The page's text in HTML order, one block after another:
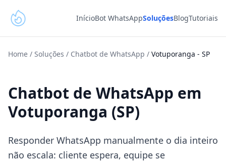
InícioBot WhatsAppSoluçõesBlogTutoriais
Home / Soluções / Chatbot de WhatsApp / Votuporanga - SP
Chatbot de WhatsApp em
Votuporanga (SP)
Responder WhatsApp manualmente o dia inteiro
não escala: cliente espera, equipe se